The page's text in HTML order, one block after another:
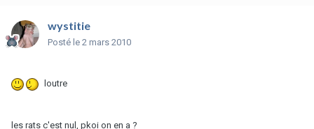
wystitie
Posté le 2 mars 2010
loutre
les rats c'est nul, pkoi on en a ?